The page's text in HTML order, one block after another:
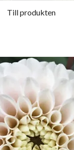
Till produkten